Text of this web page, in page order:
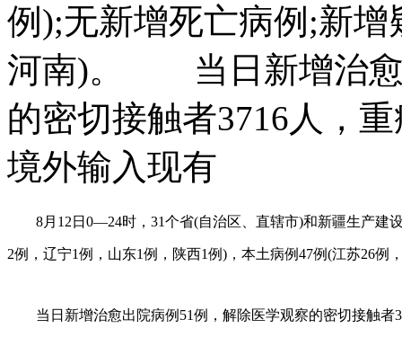
例);无新增死亡病例;新
河南)。 当日新增治愈
的密切接触者3716人
境外输入现有
8月12日0—24时，31个省(自治区、直辖市)和新疆生产建设
2例，辽宁1例，山东1例，陕西1例)，本土病例47例(江苏26
当日新增治愈出院病例51例，解除医学观察的密切接触者